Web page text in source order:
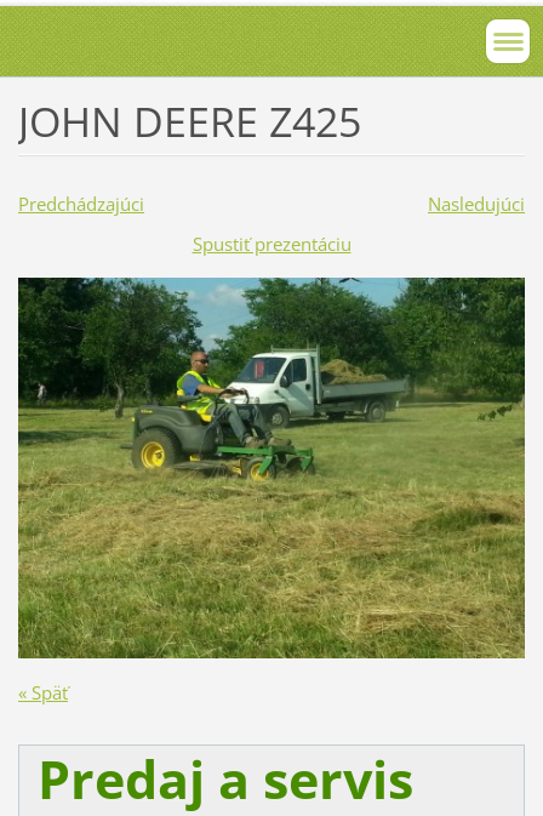
JOHN DEERE Z425
Predchádzajúci
Nasledujúci
Spustiť prezentáciu
« Späť
Predaj a servis